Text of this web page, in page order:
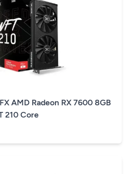
AMD Radeon RX 7600 8GB
210 Core